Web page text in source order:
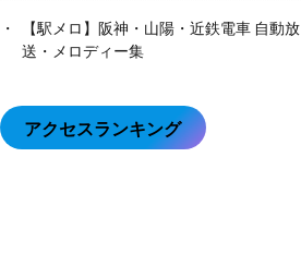
【駅メロ】阪神・山陽・近鉄電車 自動放
送・メロディー集
アクセスランキング